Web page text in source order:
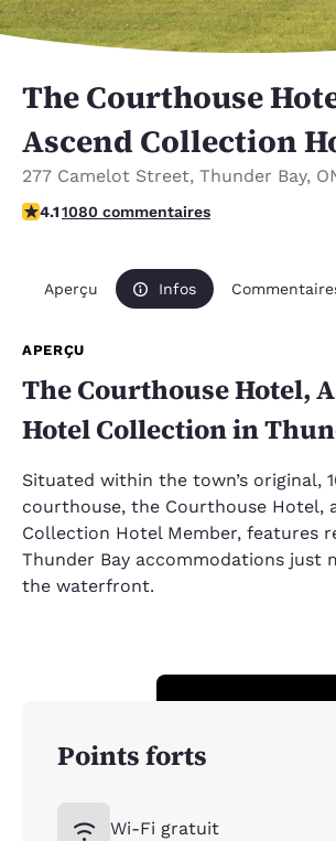
The Courthouse
Ascend Collection
277 Camelot Street, Thunder Bay,
4.14 étoiles. Très Bien.
4.11080 commentaires
Aperçu Infos
APERÇU
The Courthouse Hotel,
Hotel Collection in
Situated within the town’s original,
courthouse, the Courthouse Hotel,
Collection Hotel Member, features
Thunder Bay accommodations just
the waterfront.
Points forts
Wi-Fi gratuit